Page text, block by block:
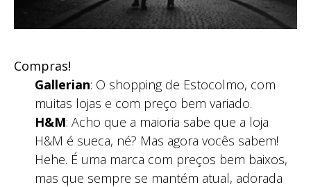
Compras!
Gallerian: O shopping de Estocolmo, com
muitas lojas e com preço bem variado.
H&M: Acho que a maioria sabe que a loja
H&M é sueca, né? Mas agora vocês sabem!
Hehe. É uma marca com preços bem baixos,
mas que sempre se mantém atual, adorada